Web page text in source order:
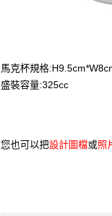
馬克杯規格
盛裝容量:325cc
您也可以把設計圖檔或照